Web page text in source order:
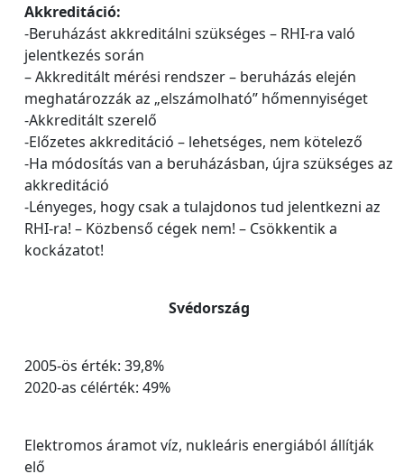
Akkreditáció:
-Beruházást akkreditálni szükséges – RHI-ra való
jelentkezés során
– Akkreditált mérési rendszer – beruházás elején
meghatározzák az „elszámolható” hőmennyiséget
-Akkreditált szerelő
-Előzetes akkreditáció – lehetséges, nem kötelező
-Ha módosítás van a beruházásban, újra szükséges az
akkreditáció
-Lényeges, hogy csak a tulajdonos tud jelentkezni az
RHI-ra! – Közbenső cégek nem! – Csökkentik a
kockázatot!
Svédország
2005-ös érték: 39,8%
2020-as célérték: 49%
Elektromos áramot víz, nukleáris energiából állítják
elő